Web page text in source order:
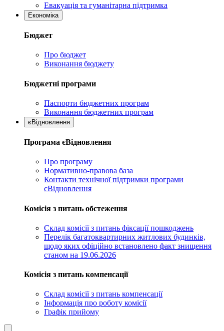
Евакуація та гуманітарна підтримка
Економіка
Бюджет
Про бюджет
Виконання бюджету
Бюджетні програми
Паспорти бюджетних програм
Виконання бюджетних програм
єВідновлення
Програма єВідновлення
Про програму
Нормативно-правова база
Контакти технічної підтримки програми
єВідновлення
Комісія з питань обстеження
Склад комісії з питань фіксації пошкоджень
Перелік багатоквартирних житлових будинків,
щодо яких офіційно встановлено факт знищення
станом на 19.06.2026
Комісія з питань компенсації
Склад комісії з питань компенсації
Інформація про роботу комісії
Графік прийому